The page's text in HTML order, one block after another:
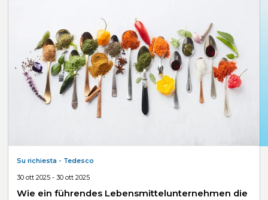
Su richiesta - Tedesco
30 ott 2025 - 30 ott 2025
Wie ein führendes Lebensmittelunternehmen die